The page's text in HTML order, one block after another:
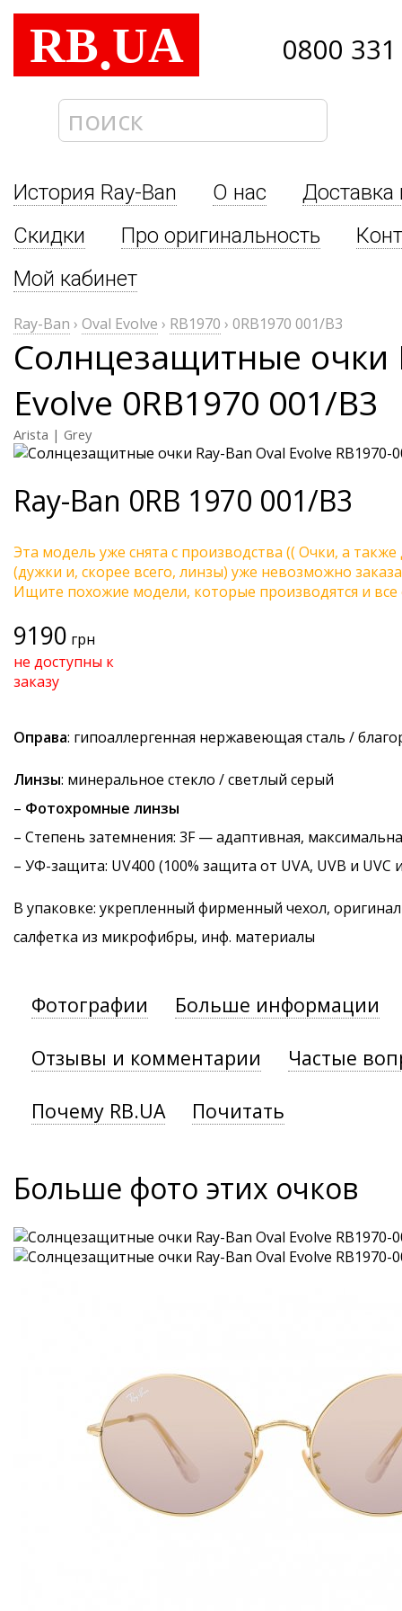
RB.UA 0800
История Ray-Ban О нас
Доставка
Скидки
Про оригинальность
Мой кабинет
Ray-Ban › Oval Evolve › RB1970 › 0RB1970 001/B3
Солнцезащитные очки
Evolve 0RB1970 001/B3
Arista | Grey
Ray-Ban 0RB 1970 001/B3
Эта модель уже снята с производства (( Очки, а
(дужки и, скорее всего, линзы) уже невозможно
Ищите похожие модели, которые производятся и
9190 грн
не доступны к
заказу
Оправа: гипоаллергенная нержавеющая сталь /
Линзы: минеральное стекло / светлый серый
– Фотохромные линзы
– Степень затемнения: 3F — адаптивная,
– УФ-защита: UV400 (100% защита от UVA, UVB и UVC
В упаковке: укрепленный фирменный чехол,
салфетка из микрофибры, инф. материалы
Фотографии Больше информации
Отзывы и комментарии Частые
Почему RB.UA Почитать
Больше фото этих очков